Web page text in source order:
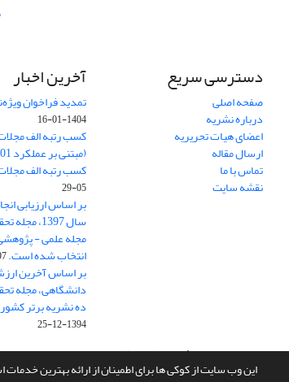
این وب سایت از کوکی ها برای اطمینان از ارائه بهترین
دسترسی سریع
صفحه اصلی
درباره نشریه
اعضای هیات تحریریه
ارسال مقاله
تماس با ما
نقشه سایت
آخرین اخبار
تمدید فراخوان
1404-01-16
(مبتنی بر عملکرد 1401)
کسب رتبه الف مجلات
05-29
بر اساس ارزیابی
سال 1397،
مجله علمی -
انتخاب شده است.
بر اساس آخرین
دانشگاهی، مجله
ده نشریه برتر
1394-12-25
سامانه مدیریت نشریات علمی.طراحی و پیاده سازی ازسیناوب